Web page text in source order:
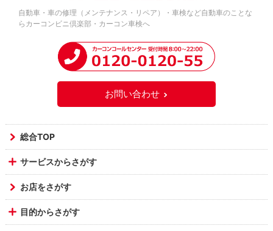
自動車・車の修理（メンテナンス・リペア）・車検など自動車のことな
らカーコンビニ倶楽部・カーコン車検へ
お問い合わせ
総合TOP
サービスからさがす
お店をさがす
目的からさがす